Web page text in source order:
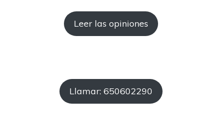
Leer las opiniones
Llamar: 650602290